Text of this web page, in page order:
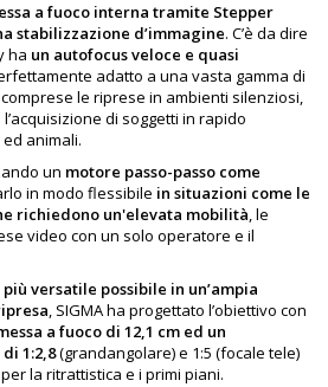
a fuoco interna tramite Stepper
stabilizzazione d’immagine. C’è da dire
ha un autofocus veloce e quasi
adatto a una vasta gamma di
le riprese in ambienti silenziosi,
di soggetti in rapido
animali.
un motore passo-passo come
in modo flessibile in situazioni come le
richiedono un'elevata mobilità, le
video con un solo operatore e il
versatile possibile in un’ampia
, SIGMA ha progettato l’obiettivo con
a fuoco di 12,1 cm ed un
1:2,8(grandangolare) e 1:5 (focale tele)
la ritrattistica e i primi piani.